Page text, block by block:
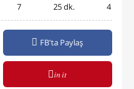
7 25 dk. 4
FB'ta Paylaş
in it